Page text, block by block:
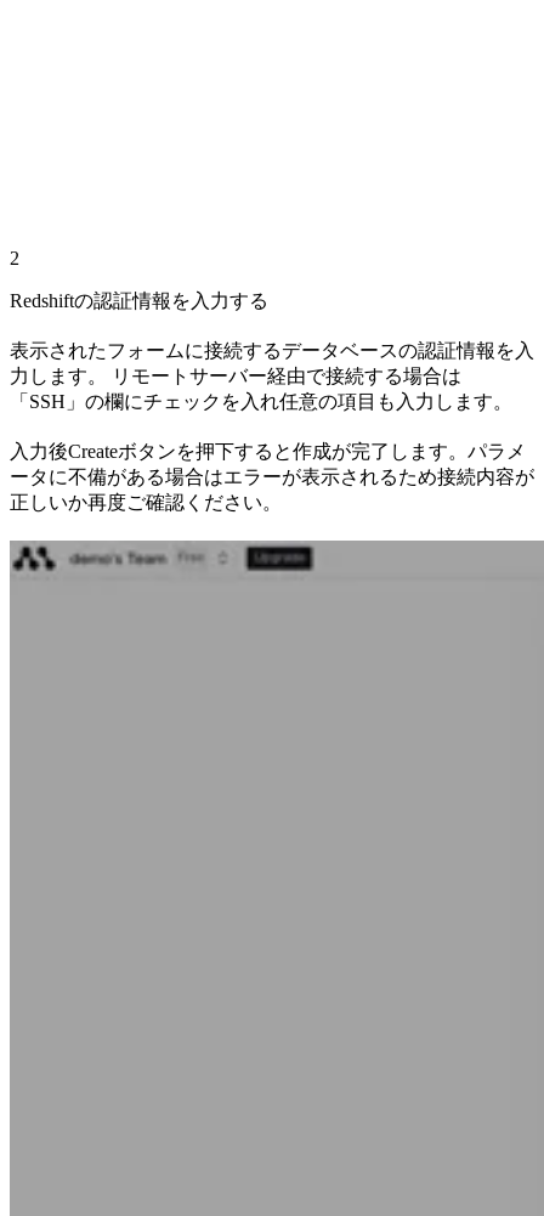
2
Redshiftの認証情報を入力する
表示されたフォームに接続するデータベースの認証情報を入
力します。 リモートサーバー経由で接続する場合は
「SSH」の欄にチェックを入れ任意の項目も入力します。
入力後Createボタンを押下すると作成が完了します。パラメ
ータに不備がある場合はエラーが表示されるため接続内容が
正しいか再度ご確認ください。